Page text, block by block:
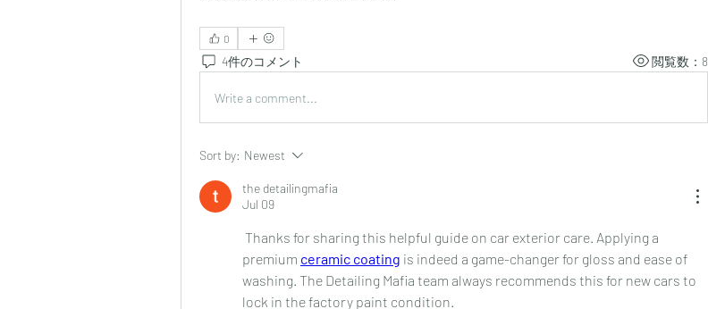
0
4件のコメント 閲覧数：8
Write a comment...
Sort by: Newest
the detailingmafia
Jul 09
Thanks for sharing this helpful guide on car exterior care. Applying a
premium ceramic coating is indeed a game-changer for gloss and ease of
washing. The Detailing Mafia team always recommends this for new cars to
lock in the factory paint condition.